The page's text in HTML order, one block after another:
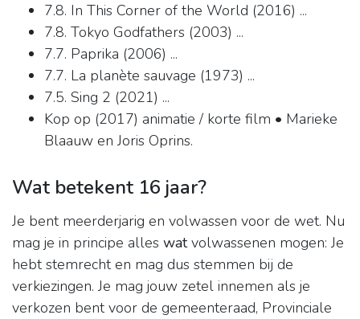
7.8. In This Corner of the World (2016) ...
7.8. Tokyo Godfathers (2003) ...
7.7. Paprika (2006) ...
7.7. La planète sauvage (1973) ...
7.5. Sing 2 (2021) ...
Kop op (2017) animatie / korte film • Marieke
Blaauw en Joris Oprins.
Wat betekent 16 jaar?
Je bent meerderjarig en volwassen voor de wet. Nu
mag je in principe alles watvolwassenen mogen: Je
hebt stemrecht en mag dus stemmen bij de
verkiezingen. Je mag jouw zetel innemen als je
verkozen bent voor de gemeenteraad, Provinciale